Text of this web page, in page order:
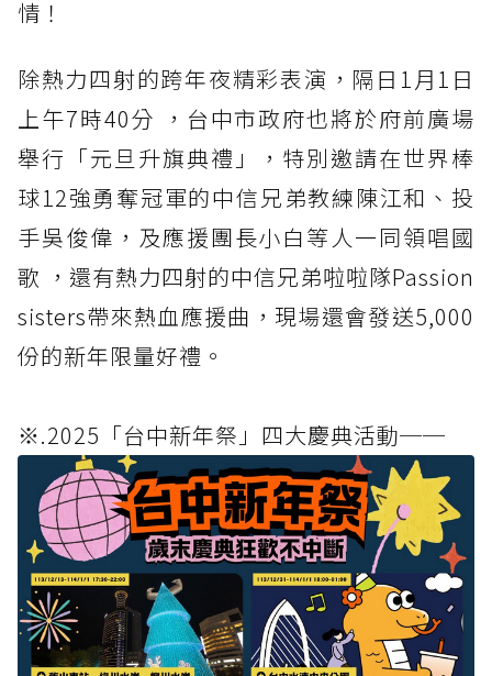
情！
除熱力四射的跨年夜精彩表演，隔日1月1日
上午7時40分 ，台中市政府也將於府前廣場
舉行「元旦升旗典禮」，特別邀請在世界棒
球12強勇奪冠軍的中信兄弟教練陳江和、投
手吳俊偉，及應援團長小白等人一同領唱國
歌 ，還有熱力四射的中信兄弟啦啦隊Passion
sisters帶來熱血應援曲，現場還會發送5,000
份的新年限量好禮。
※.2025「台中新年祭」四大慶典活動──